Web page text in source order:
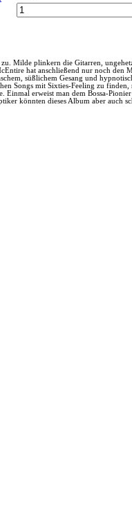
Milde plinkern die Gitarren,
hat anschließend nur noch
süßlichem Gesang und
Songs mit Sixties-Feeling zu
Einmal erweist man dem Bossa-
könnten dieses Album aber